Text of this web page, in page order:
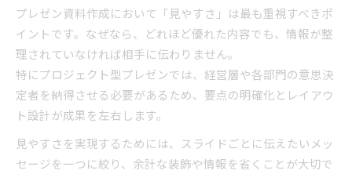
プレゼン資料作成において「見やすさ」は最も重視すべきポ
イントです。なぜなら、どれほど優れた内容でも、情報が整
理されていなければ相手に伝わりません。
特にプロジェクト型プレゼンでは、経営層や各部門の意思決
定者を納得させる必要があるため、要点の明確化とレイアウ
ト設計が成果を左右します。
見やすさを実現するためには、スライドごとに伝えたいメッ
セージを一つに絞り、余計な装飾や情報を省くことが大切で